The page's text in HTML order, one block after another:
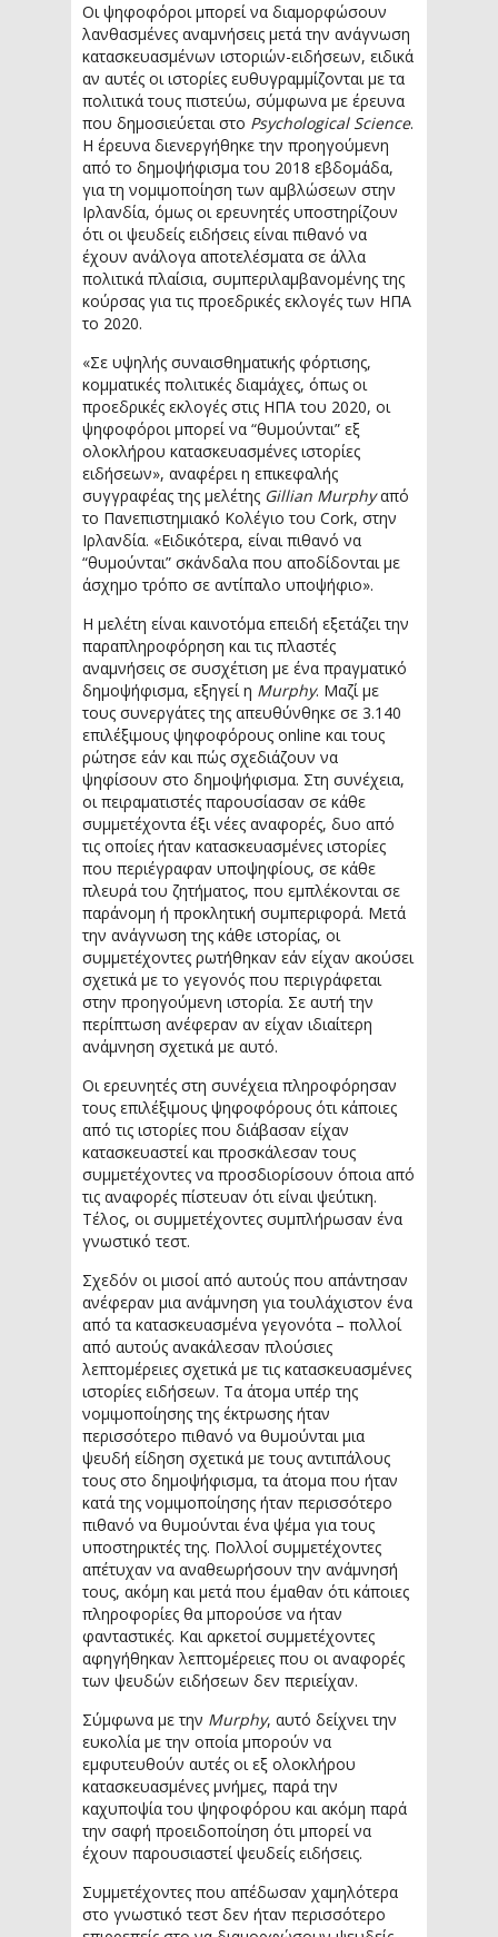
Οι ψηφοφόροι μπορεί να διαμορφώσουν
λανθασμένες αναμνήσεις μετά την ανάγνωση
κατασκευασμένων ιστοριών-ειδήσεων, ειδικά
αν αυτές οι ιστορίες ευθυγραμμίζονται με τα
πολιτικά τους πιστεύω, σύμφωνα με έρευνα
που δημοσιεύεται στο Psychological Science.
Η έρευνα διενεργήθηκε την προηγούμενη
από το δημοψήφισμα του 2018 εβδομάδα,
για τη νομιμοποίηση των αμβλώσεων στην
Ιρλανδία, όμως οι ερευνητές υποστηρίζουν
ότι οι ψευδείς ειδήσεις είναι πιθανό να
έχουν ανάλογα αποτελέσματα σε άλλα
πολιτικά πλαίσια, συμπεριλαμβανομένης της
κούρσας για τις προεδρικές εκλογές των ΗΠΑ
το 2020.
«Σε υψηλής συναισθηματικής φόρτισης,
κομματικές πολιτικές διαμάχες, όπως οι
προεδρικές εκλογές στις ΗΠΑ του 2020, οι
ψηφοφόροι μπορεί να “θυμούνται” εξ
ολοκλήρου κατασκευασμένες ιστορίες
ειδήσεων», αναφέρει η επικεφαλής
συγγραφέας της μελέτης Gillian Murphyαπό
το Πανεπιστημιακό Κολέγιο του Cork, στην
Ιρλανδία. «Ειδικότερα, είναι πιθανό να
“θυμούνται” σκάνδαλα που αποδίδονται με
άσχημο τρόπο σε αντίπαλο υποψήφιο».
Η μελέτη είναι καινοτόμα επειδή εξετάζει την
παραπληροφόρηση και τις πλαστές
αναμνήσεις σε συσχέτιση με ένα πραγματικό
δημοψήφισμα, εξηγεί η Murphy. Μαζί με
τους συνεργάτες της απευθύνθηκε σε 3.140
επιλέξιμους ψηφοφόρους online και τους
ρώτησε εάν και πώς σχεδιάζουν να
ψηφίσουν στο δημοψήφισμα. Στη συνέχεια,
οι πειραματιστές παρουσίασαν σε κάθε
συμμετέχοντα έξι νέες αναφορές, δυο από
τις οποίες ήταν κατασκευασμένες ιστορίες
που περιέγραφαν υποψηφίους, σε κάθε
πλευρά του ζητήματος, που εμπλέκονται σε
παράνομη ή προκλητική συμπεριφορά. Μετά
την ανάγνωση της κάθε ιστορίας, οι
συμμετέχοντες ρωτήθηκαν εάν είχαν ακούσει
σχετικά με το γεγονός που περιγράφεται
στην προηγούμενη ιστορία. Σε αυτή την
περίπτωση ανέφεραν αν είχαν ιδιαίτερη
ανάμνηση σχετικά με αυτό.
Οι ερευνητές στη συνέχεια πληροφόρησαν
τους επιλέξιμους ψηφοφόρους ότι κάποιες
από τις ιστορίες που διάβασαν είχαν
κατασκευαστεί και προσκάλεσαν τους
συμμετέχοντες να προσδιορίσουν όποια από
τις αναφορές πίστευαν ότι είναι ψεύτικη.
Τέλος, οι συμμετέχοντες συμπλήρωσαν ένα
γνωστικό τεστ.
Σχεδόν οι μισοί από αυτούς που απάντησαν
ανέφεραν μια ανάμνηση για τουλάχιστον ένα
από τα κατασκευασμένα γεγονότα – πολλοί
από αυτούς ανακάλεσαν πλούσιες
λεπτομέρειες σχετικά με τις κατασκευασμένες
ιστορίες ειδήσεων. Τα άτομα υπέρ της
νομιμοποίησης της έκτρωσης ήταν
περισσότερο πιθανό να θυμούνται μια
ψευδή είδηση σχετικά με τους αντιπάλους
τους στο δημοψήφισμα, τα άτομα που ήταν
κατά της νομιμοποίησης ήταν περισσότερο
πιθανό να θυμούνται ένα ψέμα για τους
υποστηρικτές της. Πολλοί συμμετέχοντες
απέτυχαν να αναθεωρήσουν την ανάμνησή
τους, ακόμη και μετά που έμαθαν ότι κάποιες
πληροφορίες θα μπορούσε να ήταν
φανταστικές. Και αρκετοί συμμετέχοντες
αφηγήθηκαν λεπτομέρειες που οι αναφορές
των ψευδών ειδήσεων δεν περιείχαν.
Σύμφωνα με την Murphy, αυτό δείχνει την
ευκολία με την οποία μπορούν να
εμφυτευθούν αυτές οι εξ ολοκλήρου
κατασκευασμένες μνήμες, παρά την
καχυποψία του ψηφοφόρου και ακόμη παρά
την σαφή προειδοποίηση ότι μπορεί να
έχουν παρουσιαστεί ψευδείς ειδήσεις.
Συμμετέχοντες που απέδωσαν χαμηλότερα
στο γνωστικό τεστ δεν ήταν περισσότερο